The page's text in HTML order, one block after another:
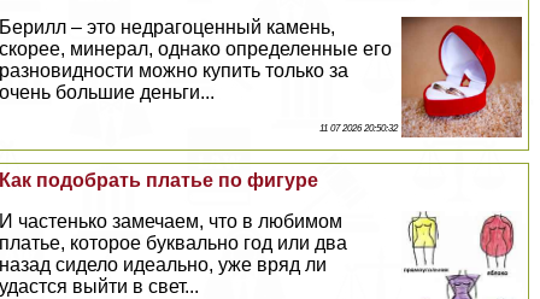
Берилл – это недрагоценный камень,
скорее, минерал, однако определенные его
разновидности можно купить только за
очень большие деньги...
11 07 2026 20:50:32
Как подобрать платье по фигуре
И частенько замечаем, что в любимом
платье, которое буквально год или два
назад сидело идеально, уже вряд ли
удастся выйти в свет...